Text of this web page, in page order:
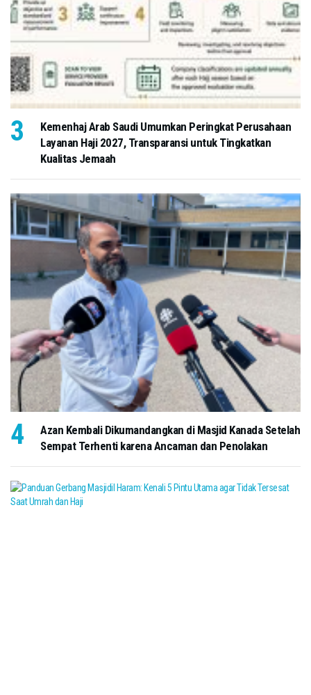
Kemenhaj Arab Saudi Umumkan Peringkat Perusahaan
Layanan Haji 2027, Transparansi untuk Tingkatkan
Kualitas Jemaah
Azan Kembali Dikumandangkan di Masjid Kanada Setelah
Sempat Terhenti karena Ancaman dan Penolakan